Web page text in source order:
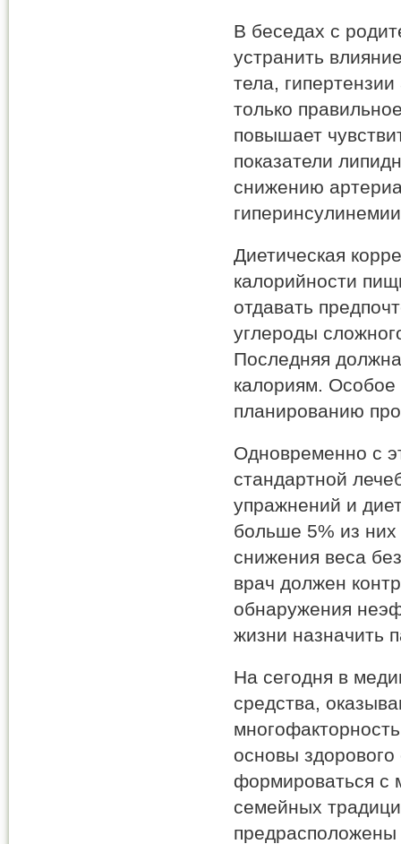
В беседах с
устранить
тела,
только
повышает
показатели
снижению
Диетическая
калорийности
отдавать
углероды
Последняя
калориям.
планированию
Одновременно с
стандартной
упражнений и
больше 5% из них
снижения веса
врач должен
обнаружения
жизни назначить
На сегодня в
средства,
основы
формироваться с
семейных